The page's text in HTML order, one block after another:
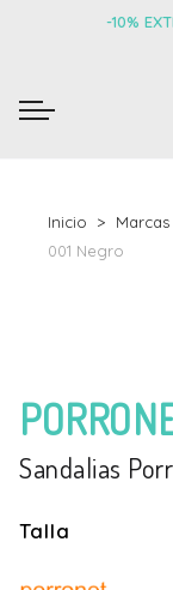
-10%
Inicio Marcas
001 Negro
Sandalias
Talla